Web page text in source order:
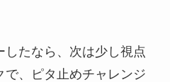
たなら、次は少し視点
で、ピタ止めチャレンジ